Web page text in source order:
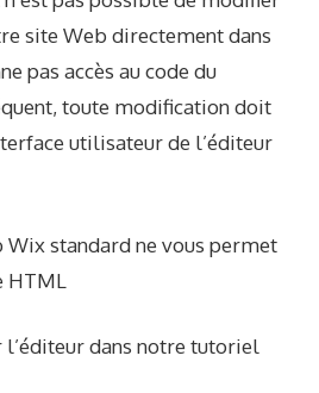
site Web directement dans
pas accès au code du
toute modification doit
utilisateur de l’éditeur
Wix standard ne vous permet
HTML
l’éditeur dans notre tutoriel